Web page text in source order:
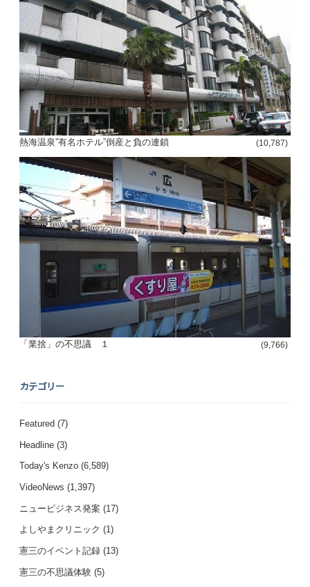
熱海温泉”有名ホテル”倒産と負の連鎖 (10,787)
「業捨」の不思議 １ (9,766)
カテゴリー
Featured (7)
Headline (3)
Today's Kenzo (6,589)
VideoNews (1,397)
ニュービジネス発案 (17)
よしやまクリニック (1)
憲三のイベント記録 (13)
憲三の不思議体験 (5)